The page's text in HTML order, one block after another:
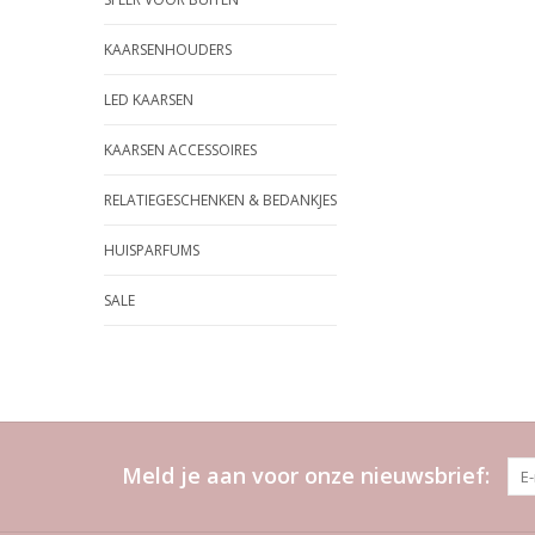
KAARSENHOUDERS
LED KAARSEN
KAARSEN ACCESSOIRES
RELATIEGESCHENKEN & BEDANKJES
HUISPARFUMS
SALE
Meld je aan voor onze nieuwsbrief: